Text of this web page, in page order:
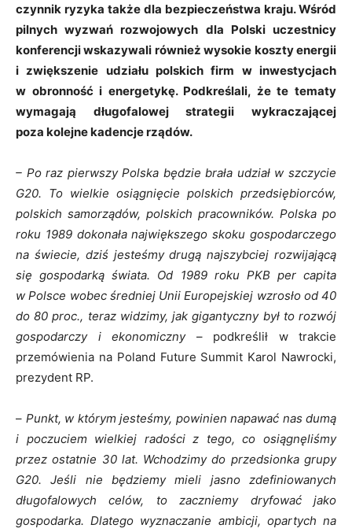
czynnik ryzyka także dla bezpieczeństwa kraju. Wśród
pilnych wyzwań rozwojowych dla Polski uczestnicy
konferencji wskazywali równieżwysokie koszty energii
i zwiększenie udziału polskich firm w inwestycjach
w obronność i energetykę. Podkreślali, że te tematy
wymagają długofalowej strategii wykraczającej
poza kolejne kadencje rządów.
– Po raz pierwszy Polska będzie brała udział w szczycie
G20. To wielkie osiągnięcie polskich przedsiębiorców,
polskich samorządów, polskich pracowników. Polska po
roku 1989 dokonała największego skoku gospodarczego
na świecie, dziś jesteśmy drugą najszybciej rozwijającą
się gospodarką świata. Od 1989 roku PKB per capita
w Polsce wobec średniej Unii Europejskiej wzrosło od 40
do 80 proc., teraz widzimy, jak gigantyczny był to rozwój
gospodarczy i ekonomiczny– podkreślił w trakcie
przemówienia na Poland Future Summit Karol Nawrocki,
prezydent RP.
– Punkt, w którym jesteśmy, powinien napawać nas dumą
i poczuciem wielkiej radości z tego, co osiągnęliśmy
przez ostatnie 30 lat. Wchodzimy do przedsionka grupy
G20. Jeśli nie będziemy mieli jasno zdefiniowanych
długofalowych celów, to zaczniemy dryfować jako
gospodarka. Dlatego wyznaczanie ambicji, opartych na